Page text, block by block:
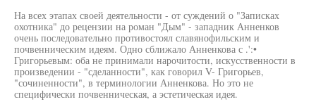
На всех этапах своей деятельности - от суждений о "Записках
охотника" до рецензии на роман "Дым" - западник Анненков
очень последовательно противостоял славянофильским и
почвенническим идеям. Одно сближало Анненкова с .':•
Григорьевым: оба не принимали нарочитости, искусственности в
произведении - "сделанности", как говорил V- Григорьев,
"сочиненности", в терминологии Анненкова. Но это не
специфически почвенническая, а эстетическая идея.